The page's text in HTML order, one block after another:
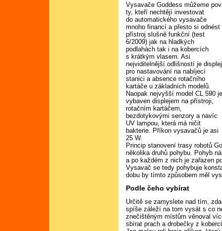
Vysavače Goddess můžeme
ty,kteří nechtějí investovat
do automatického vysavače
mnoho financí a přesto si odnést
přístroj slušně funkční (test
6/2009) jak na hladkých
podlahách tak i na kobercích
s krátkým vlasem. Asi
nejviditelnější odlišností je displej
pro nastavování na nabíjecí
stanici a absence rotačního
kartáče u základních modelů.
Naopak nejvyšší model CL 590
vybaven displejem na přístroji,
rotačním kartáčem,
bezdotykovými senzory a navíc
UV lampou, která má ničit
bakterie. Příkon vysavačů je asi
25 W.
Princip stanovení trasy robotů
několika druhů pohybu. Pohyb
a po každém z nich je zařazen
Vysavač se tedy pohybuje
dobu by tímto způsobem měl
Podle čeho vybírat
Určitě se zamyslete nad tím,
spíše záleží na tom vysát s co
znečištěným místům věnoval
sbírat prach a drobečky z